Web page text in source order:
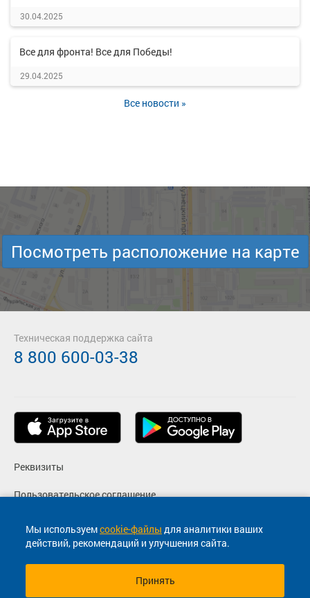
30.04.2025
Все для фронта! Все для Победы!
29.04.2025
Все новости »
Мы используемcookie-файлы для аналитики ваших
действий, рекомендаций и улучшения сайта.
Принять
Посмотреть расположение на карте
Реквизиты
Пользовательское соглашение
Политика конфиденциальности
Согласие на маркетинговые сообщения
Техническая поддержка сайта
8 800 600-03-38
© 2013-2026, ООО "Капитал"- Онлайн сервис продажи